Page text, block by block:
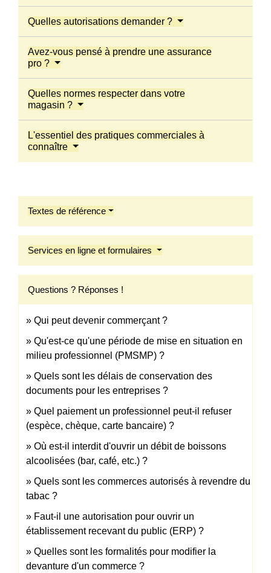
Quelles autorisations demander ?
Avez-vous pensé à prendre une assurance
pro ?
Quelles normes respecter dans votre
magasin ?
L'essentiel des pratiques commerciales à
connaître
Textes de référence
Services en ligne et formulaires
Questions ? Réponses !
Qui peut devenir commerçant ?
Qu'est-ce qu'une période de mise en situation en
milieu professionnel (PMSMP) ?
Quels sont les délais de conservation des
documents pour les entreprises ?
Quel paiement un professionnel peut-il refuser
(espèce, chèque, carte bancaire) ?
Où est-il interdit d'ouvrir un débit de boissons
alcoolisées (bar, café, etc.) ?
Quels sont les commerces autorisés à revendre du
tabac ?
Faut-il une autorisation pour ouvrir un
établissement recevant du public (ERP) ?
Quelles sont les formalités pour modifier la
devanture d'un commerce ?